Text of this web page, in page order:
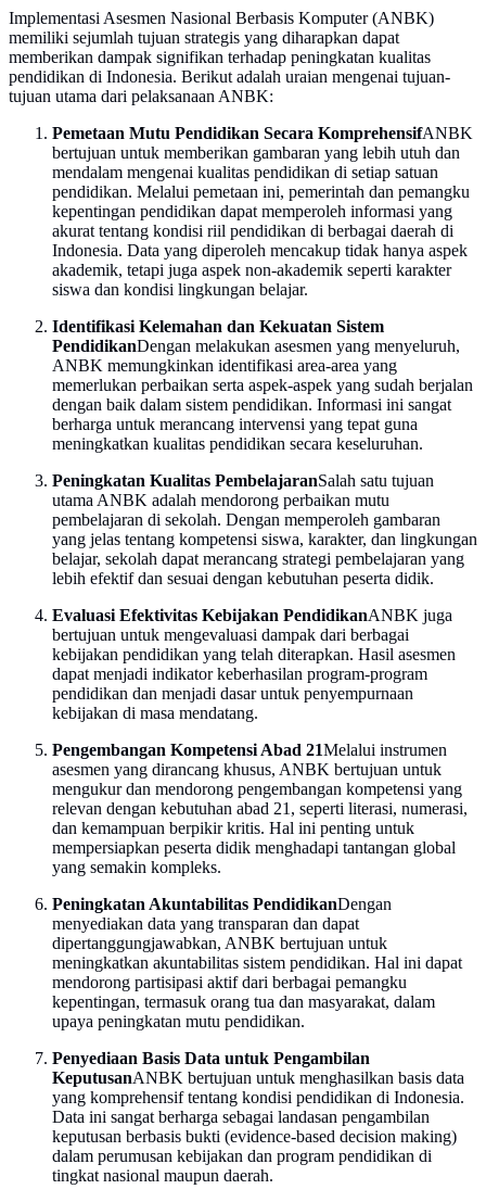
Implementasi Asesmen Nasional Berbasis Komputer (ANBK)
memiliki sejumlah tujuan strategis yang diharapkan dapat
memberikan dampak signifikan terhadap peningkatan kualitas
pendidikan di Indonesia. Berikut adalah uraian mengenai tujuan-
tujuan utama dari pelaksanaan ANBK:
Pemetaan Mutu Pendidikan Secara KomprehensifANBK
bertujuan untuk memberikan gambaran yang lebih utuh dan
mendalam mengenai kualitas pendidikan di setiap satuan
pendidikan. Melalui pemetaan ini, pemerintah dan pemangku
kepentingan pendidikan dapat memperoleh informasi yang
akurat tentang kondisi riil pendidikan di berbagai daerah di
Indonesia. Data yang diperoleh mencakup tidak hanya aspek
akademik, tetapi juga aspek non-akademik seperti karakter
siswa dan kondisi lingkungan belajar.
Identifikasi Kelemahan dan Kekuatan Sistem
PendidikanDengan melakukan asesmen yang menyeluruh,
ANBK memungkinkan identifikasi area-area yang
memerlukan perbaikan serta aspek-aspek yang sudah berjalan
dengan baik dalam sistem pendidikan. Informasi ini sangat
berharga untuk merancang intervensi yang tepat guna
meningkatkan kualitas pendidikan secara keseluruhan.
Peningkatan Kualitas PembelajaranSalah satu tujuan
utama ANBK adalah mendorong perbaikan mutu
pembelajaran di sekolah. Dengan memperoleh gambaran
yang jelas tentang kompetensi siswa, karakter, dan lingkungan
belajar, sekolah dapat merancang strategi pembelajaran yang
lebih efektif dan sesuai dengan kebutuhan peserta didik.
Evaluasi Efektivitas Kebijakan PendidikanANBK juga
bertujuan untuk mengevaluasi dampak dari berbagai
kebijakan pendidikan yang telah diterapkan. Hasil asesmen
dapat menjadi indikator keberhasilan program-program
pendidikan dan menjadi dasar untuk penyempurnaan
kebijakan di masa mendatang.
Pengembangan Kompetensi Abad 21Melalui instrumen
asesmen yang dirancang khusus, ANBK bertujuan untuk
mengukur dan mendorong pengembangan kompetensi yang
relevan dengan kebutuhan abad 21, seperti literasi, numerasi,
dan kemampuan berpikir kritis. Hal ini penting untuk
mempersiapkan peserta didik menghadapi tantangan global
yang semakin kompleks.
Peningkatan Akuntabilitas PendidikanDengan
menyediakan data yang transparan dan dapat
dipertanggungjawabkan, ANBK bertujuan untuk
meningkatkan akuntabilitas sistem pendidikan. Hal ini dapat
mendorong partisipasi aktif dari berbagai pemangku
kepentingan, termasuk orang tua dan masyarakat, dalam
upaya peningkatan mutu pendidikan.
Penyediaan Basis Data untuk Pengambilan
KeputusanANBK bertujuan untuk menghasilkan basis data
yang komprehensif tentang kondisi pendidikan di Indonesia.
Data ini sangat berharga sebagai landasan pengambilan
keputusan berbasis bukti (evidence-based decision making)
dalam perumusan kebijakan dan program pendidikan di
tingkat nasional maupun daerah.